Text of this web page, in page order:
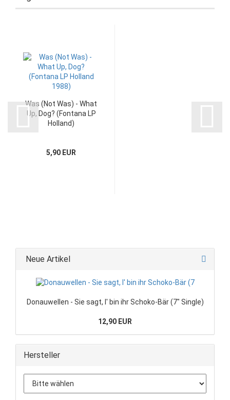
Was (Not Was) - What
Up, Dog? (Fontana LP
Holland)
5,90 EUR
Neue Artikel
Donauwellen - Sie sagt, I' bin ihr Schoko-Bär (7" Single)
12,90 EUR
Hersteller